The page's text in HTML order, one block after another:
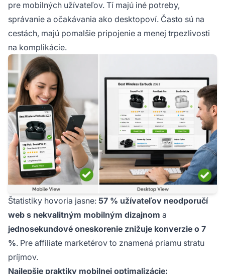
pre mobilných užívateľov. Tí majú iné potreby,
správanie a očakávania ako desktopoví. Často sú na
cestách, majú pomalšie pripojenie a menej trpezlivosti
na komplikácie.
Štatistiky hovoria jasne: 57 % užívateľov neodporučí
web s nekvalitným mobilným dizajnom a
jednosekundové oneskorenie znižuje konverzie o 7
%. Pre affiliate marketérov to znamená priamu stratu
príjmov.
Najlepšie praktiky mobilnej optimalizácie: